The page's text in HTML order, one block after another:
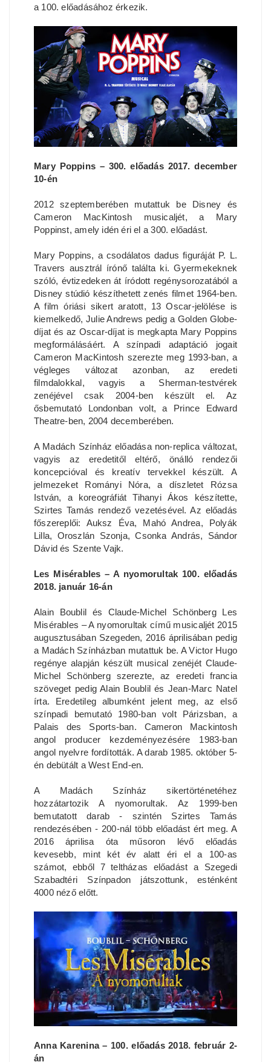
a 100. előadásához érkezik.
Mary Poppins – 300. előadás 2017. december
10-én
2012 szeptemberében mutattuk be Disney és
Cameron MacKintosh musicaljét, a Mary
Poppinst, amely idén éri el a 300. előadást.
Mary Poppins, a csodálatos dadus figuráját P. L.
Travers ausztrál írónő találta ki. Gyermekeknek
szóló, évtizedeken át íródott regénysorozatából a
Disney stúdió készíthetett zenés filmet 1964-ben.
A film óriási sikert aratott, 13 Oscar-jelölése is
kiemelkedő, Julie Andrews pedig a Golden Globe-
díjat és az Oscar-díjat is megkapta Mary Poppins
megformálásáért. A színpadi adaptáció jogait
Cameron MacKintosh szerezte meg 1993-ban, a
végleges változat azonban, az eredeti
filmdalokkal, vagyis a Sherman-testvérek
zenéjével csak 2004-ben készült el. Az
ősbemutató Londonban volt, a Prince Edward
Theatre-ben, 2004 decemberében.
A Madách Színház előadása non-replica változat,
vagyis az eredetitől eltérő, önálló rendezői
koncepcióval és kreatív tervekkel készült. A
jelmezeket Rományi Nóra, a díszletet Rózsa
István, a koreográfiát Tihanyi Ákos készítette,
Szirtes Tamás rendező vezetésével. Az előadás
főszereplői: Auksz Éva, Mahó Andrea, Polyák
Lilla, Oroszlán Szonja, Csonka András, Sándor
Dávid és Szente Vajk.
Les Misérables – A nyomorultak 100. előadás
2018. január 16-án
Alain Boublil és Claude-Michel Schönberg Les
Misérables – A nyomorultak című musicaljét 2015
augusztusában Szegeden, 2016 áprilisában pedig
a Madách Színházban mutattuk be. A Victor Hugo
regénye alapján készült musical zenéjét Claude-
Michel Schönberg szerezte, az eredeti francia
szöveget pedig Alain Boublil és Jean-Marc Natel
írta. Eredetileg albumként jelent meg, az első
színpadi bemutató 1980-ban volt Párizsban, a
Palais des Sports-ban. Cameron Mackintosh
angol producer kezdeményezésére 1983-ban
angol nyelvre fordították. A darab 1985. október 5-
én debütált a West End-en.
A Madách Színház sikertörténetéhez
hozzátartozik A nyomorultak. Az 1999-ben
bemutatott darab - szintén Szirtes Tamás
rendezésében - 200-nál több előadást ért meg. A
2016 áprilisa óta műsoron lévő előadás
kevesebb, mint két év alatt éri el a 100-as
számot, ebből 7 teltházas előadást a Szegedi
Szabadtéri Színpadon játszottunk, esténként
4000 néző előtt.
Anna Karenina – 100. előadás 2018. február 2-
án